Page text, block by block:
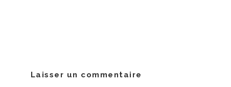
Laisser un commentaire